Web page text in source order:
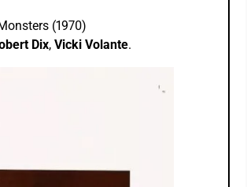
Dix, Vicki Volante.